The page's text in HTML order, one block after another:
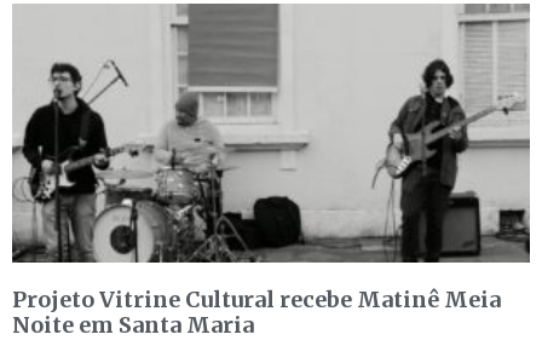
Projeto Vitrine Cultural recebe Matinê Meia
Noite em Santa Maria